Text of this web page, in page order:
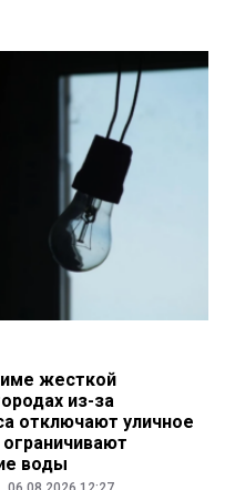
жесткой
из-за
отключают уличное
воды